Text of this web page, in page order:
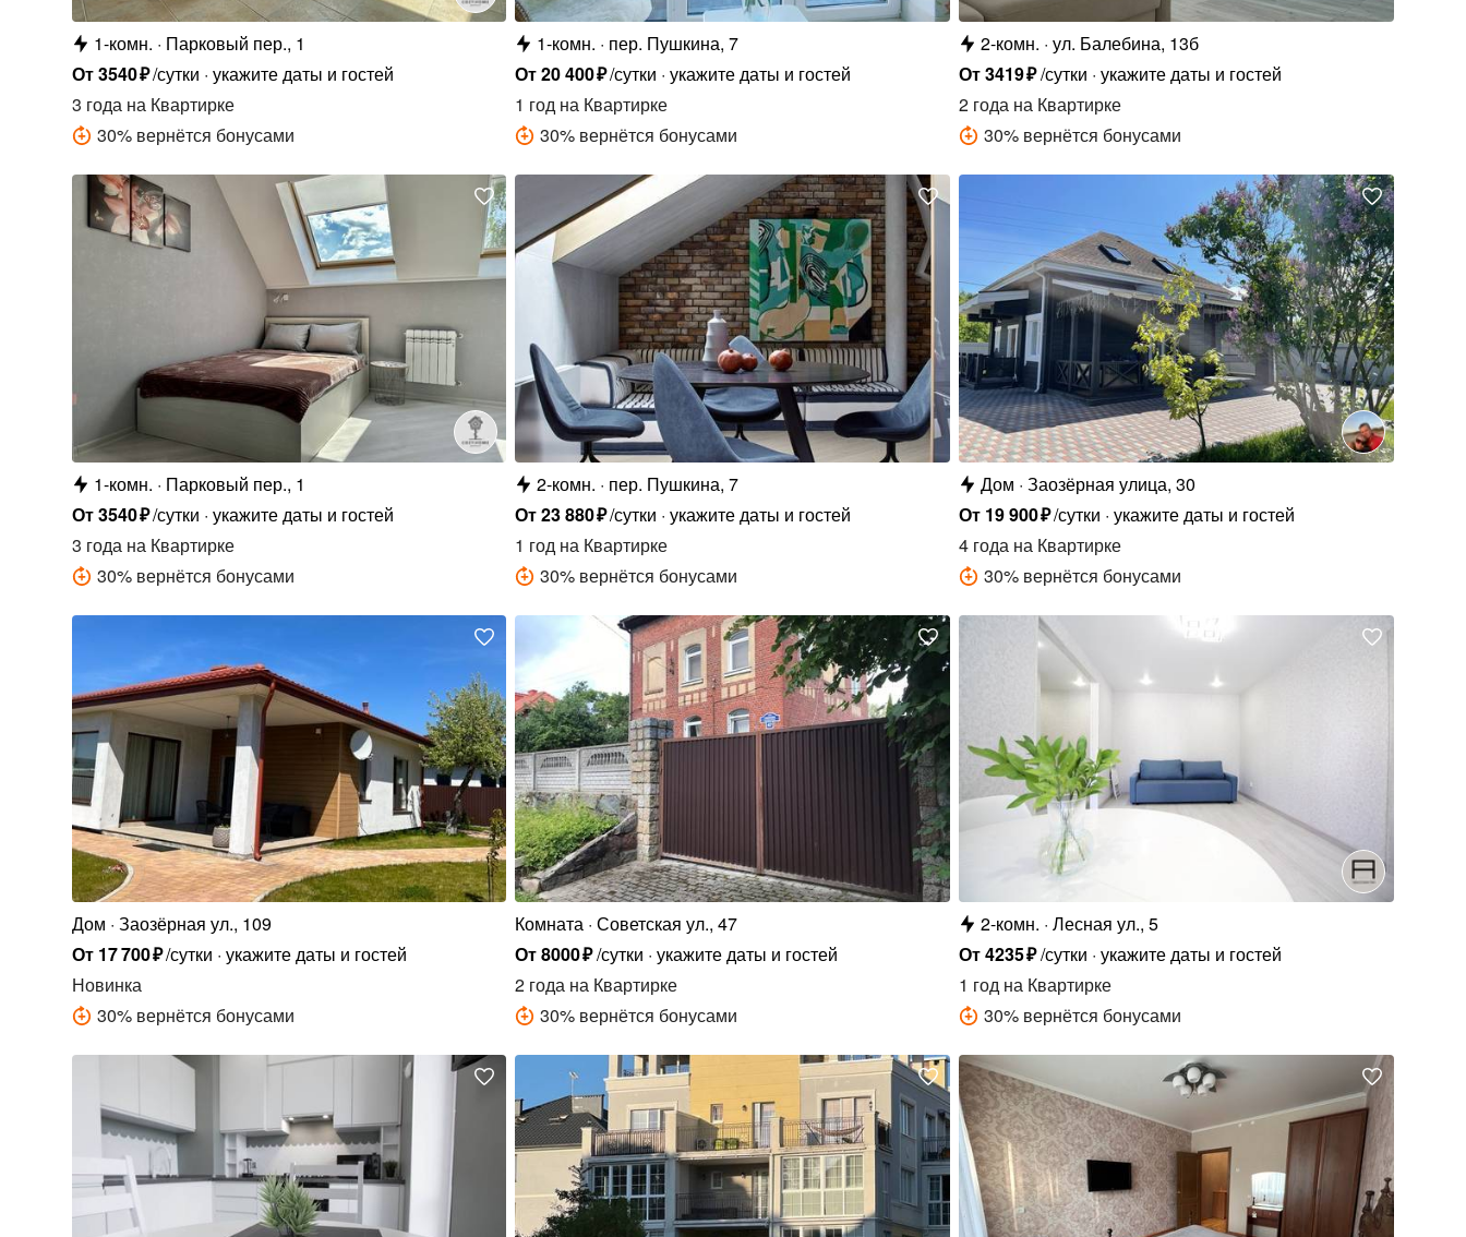
1-комн.
Парковый пер., 1
От3540₽/сутки укажите даты и гостей
3 годана Квартирке
30% вернётся бонусами
1-комн.
пер. Пушкина, 7
От20400₽/сутки укажите даты и гостей
1 год на Квартирке
30% вернётся бонусами
2-комн. ул. Балебина, 13б
От3419₽/сутки укажите даты и гостей
2 года на Квартирке
30% вернётся бонусами
1-комн.
Парковый пер., 1
От3540₽/сутки укажите даты и гостей
3 годана Квартирке
30% вернётся бонусами
2-комн.
пер. Пушкина, 7
От23880₽/сутки укажите даты и гостей
1 год на Квартирке
30% вернётся бонусами
Дом Заозёрная улица, 30
От 19900₽/сутки укажите даты и гостей
4 года на Квартирке
30% вернётся бонусами
Дом Заозёрная ул., 109
От 17700₽/сутки укажите даты и гостей
Новинка
30% вернётся бонусами
Комната Советская ул., 47
От8000₽/сутки укажите даты и гостей
2 года на Квартирке
30% вернётся бонусами
2-комн. Лесная ул., 5
От4235₽/сутки укажите даты и гостей
1 год на Квартирке
30% вернётся бонусами